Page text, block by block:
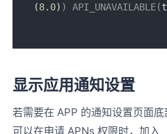
(8.0) ) API_UNAVAILABLE(
显示应用通知设置
若需要在 APP 的通知设置页面底
可以在申请 APNs 权限时，加入